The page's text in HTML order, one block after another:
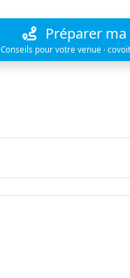
Préparer
Conseils pour votre venue ·